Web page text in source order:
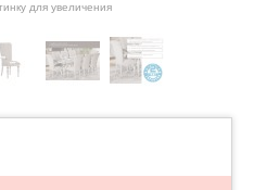
для увеличения